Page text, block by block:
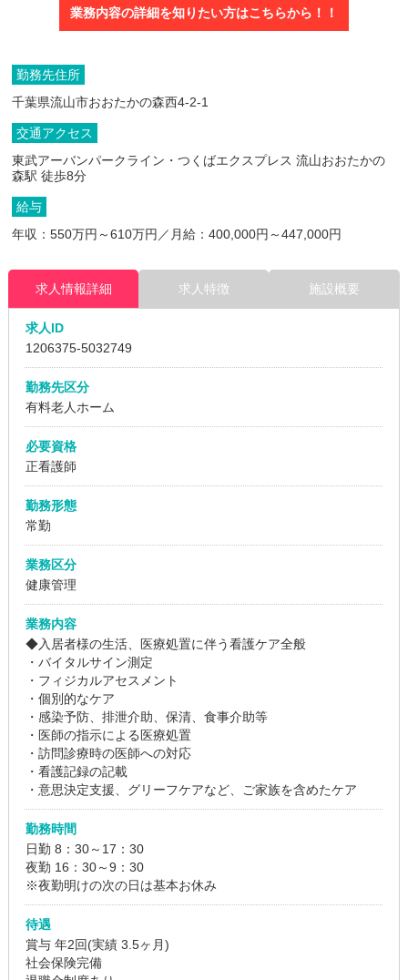
業務内容の詳細を知りたい方はこちらから！！
勤務先住所
千葉県流山市おおたかの森西4-2-1
交通アクセス
東武アーバンパークライン・つくばエクスプレス 流山おおたかの
森駅 徒歩8分
給与
年収：550万円～610万円／月給：400,000円～447,000円
求人情報詳細 求人特徴 施設概要
求人ID
1206375-5032749
勤務先区分
有料老人ホーム
必要資格
正看護師
勤務形態
常勤
業務区分
健康管理
業務内容
◆入居者様の生活、医療処置に伴う看護ケア全般
・バイタルサイン測定
・フィジカルアセスメント
・個別的なケア
・感染予防、排泄介助、保清、食事介助等
・医師の指示による医療処置
・訪問診療時の医師への対応
・看護記録の記載
・意思決定支援、グリーフケアなど、ご家族を含めたケア
勤務時間
日勤 8：30～17：30
夜勤 16：30～9：30
※夜勤明けの次の日は基本お休み
待遇
賞与 年2回(実績 3.5ヶ月)
社会保険完備